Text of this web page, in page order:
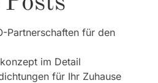
Partnerschaften für den
im Detail
für Ihr Zuhause